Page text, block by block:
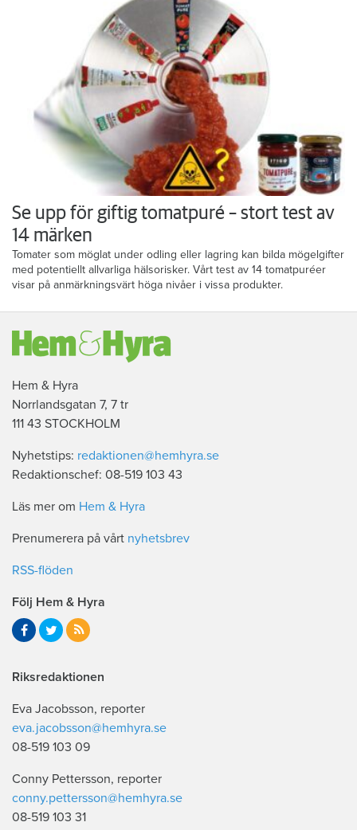
Se upp för giftig tomatpuré – stort test av
14 märken
Tomater som möglat under odling eller lagring kan bilda mögelgifter
med potentiellt allvarliga hälsorisker. Vårt test av 14 tomatpuréer
visar på anmärkningsvärt höga nivåer i vissa produkter.
Hem & Hyra
Norrlandsgatan 7, 7 tr
111 43 STOCKHOLM
Nyhetstips: redaktionen@hemhyra.se
Redaktionschef: 08-519 103 43
Läs mer om Hem & Hyra
Prenumerera på vårt nyhetsbrev
RSS-flöden
Följ Hem & Hyra
Riksredaktionen
Eva Jacobsson, reporter
eva.jacobsson@hemhyra.se
08-519 103 09
Conny Pettersson, reporter
conny.pettersson@hemhyra.se
08-519 103 31